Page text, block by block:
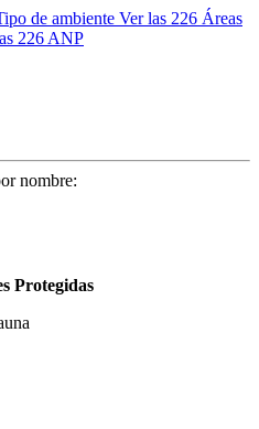
de ambiente Ver las 226 Áreas
226 ANP
nombre:
Protegidas